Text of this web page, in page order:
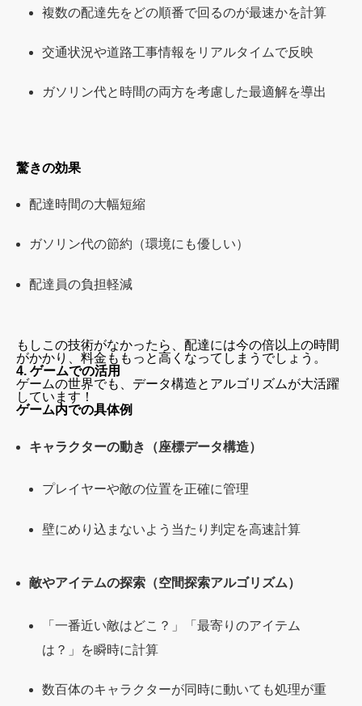
複数の配達先をどの順番で回るのが最速かを計算
交通状況や道路工事情報をリアルタイムで反映
ガソリン代と時間の両方を考慮した最適解を導出
驚きの効果
配達時間の大幅短縮
ガソリン代の節約（環境にも優しい）
配達員の負担軽減
もしこの技術がなかったら、配達には今の倍以上の時間
がかかり、料金ももっと高くなってしまうでしょう。
4. ゲームでの活用
ゲームの世界でも、データ構造とアルゴリズムが大活躍
しています！
ゲーム内での具体例
キャラクターの動き（座標データ構造）
プレイヤーや敵の位置を正確に管理
壁にめり込まないよう当たり判定を高速計算
敵やアイテムの探索（空間探索アルゴリズム）
「一番近い敵はどこ？」「最寄りのアイテム
は？」を瞬時に計算
数百体のキャラクターが同時に動いても処理が重